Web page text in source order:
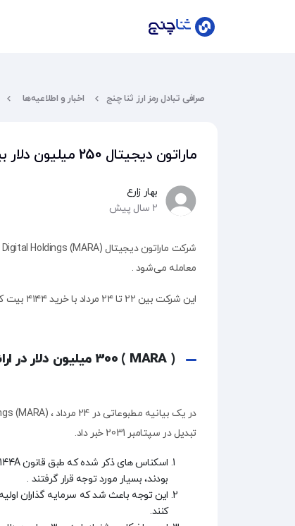
صرافی تبادل رمز ارز ثنا چنج اخبار و اطلاعیه‌ها
ماراتون دیجیتال 250 میلیون دلار بیتکوین (BTC) خریداری میکند !
بهار زارع
۲ سال پیش
معامله می‌شود .
این شرکت بین ۲۲ تا ۲۴ مرداد با خرید ۴۱۴۴ بیت کوین به قیمت ۵۹۵۰۰ دلار، ذخایر
( MARA ) 300 میلیون دلار در ارائه یادداشت خصوصی جمع آوری می کند .
تبدیل در سپتامبر 2031 خبر داد.
بودند، بسیار مورد توجه قرار گرفتند .
کنند.